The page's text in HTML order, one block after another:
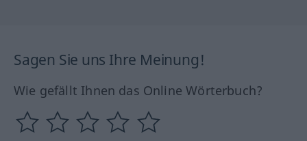
Sagen Sie uns Ihre Meinung!
Wie gefällt Ihnen das Online Wörterbuch?